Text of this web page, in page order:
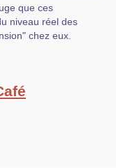
que ces
niveau réel des
chez eux.